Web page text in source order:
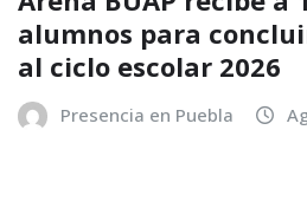
alumnos para
al ciclo escolar 2026
Presencia en Puebla